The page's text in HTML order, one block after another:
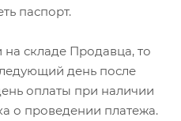
паспорт.
на складе Продавца, то
день после
оплаты при наличии
о проведении платежа.